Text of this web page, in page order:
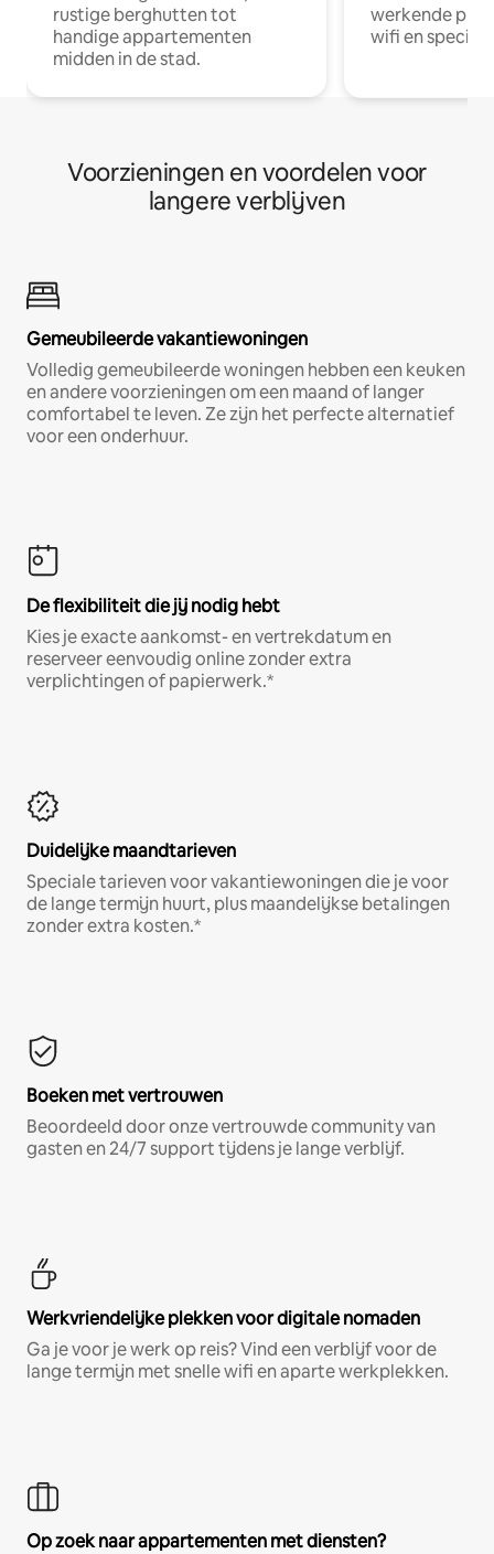
rustige berghutten tot
handige appartementen
midden in de stad.
werkende
wifi en
Voorzieningen en voordelen voor
langere verblijven
Gemeubileerde vakantiewoningen
Volledig gemeubileerde woningen hebben een keuken
en andere voorzieningen om een maand of langer
comfortabel te leven. Ze zijn het perfecte alternatief
voor een onderhuur.
De flexibiliteit die jij nodig hebt
Kies je exacte aankomst- en vertrekdatum en
reserveer eenvoudig online zonder extra
verplichtingen of papierwerk.*
Duidelijke maandtarieven
Speciale tarieven voor vakantiewoningen die je voor
de lange termijn huurt, plus maandelijkse betalingen
zonder extra kosten.*
Boeken met vertrouwen
Beoordeeld door onze vertrouwde community van
gasten en 24/7 support tijdens je lange verblijf.
Werkvriendelijke plekken voor digitale nomaden
Ga je voor je werk op reis? Vind een verblijf voor de
lange termijn met snelle wifi en aparte werkplekken.
Op zoek naar appartementen met diensten?